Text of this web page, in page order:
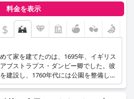
は、その卓越したサービス、フレンド
されています。ゲストは、スタッフの
ズされた気配りを高く評価しており、
に向上させています。
適さ、特に豪華な天蓋付きキングサイ
ており、安らかで非常に快適な睡眠を
の不快感があったというわずかな批判
意見では、ベッドは滞在のハイライト
料金を表示
$
て家を建てたのは、1695年、イギリス
ブストラプス・ダンビー卿でした。彼
建設し、1760年代には公園を整備し、
年、サミュエル・カンリフ・リスタ
た。彼は、3階を増築し、ダイニング